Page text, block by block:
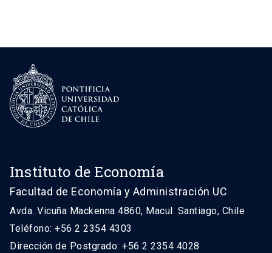
Instituto de Economía
Facultad de Economía y Administración UC
Avda. Vicuña Mackenna 4860, Macul. Santiago, Chile
Teléfono: +56 2 2354 4303
Dirección de Postgrado: +56 2 2354 4028